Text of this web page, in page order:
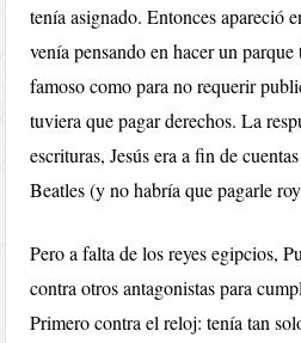
tenía asignado. Entonces apareció
venía pensando en hacer un
famoso como para no requerir
tuviera que pagar derechos. La
escrituras, Jesús era a fin de
Beatles (y no habría que pagarle
Pero a falta de los reyes egipcios,
contra otros antagonistas para
Primero contra el reloj: tenía tan